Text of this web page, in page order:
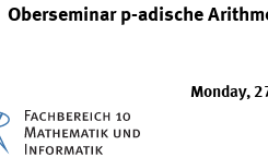
Oberseminar p-adische
Monday,